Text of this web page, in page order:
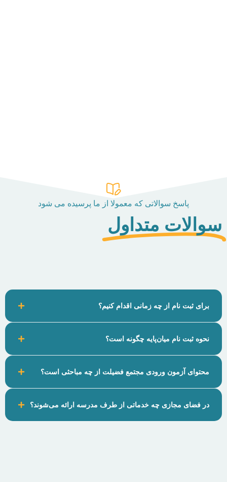
پاسخ سوالاتی که معمولا از ما پرسیده می شود
سوالات متداول
برای ثبت نام از چه زمانی اقدام کنیم؟
نحوه ثبت نام میان‌پایه چگونه است؟
محتوای آزمون ورودی مجتمع فضیلت از چه مباحثی است؟
در فضای مجازی چه خدماتی از طرف مدرسه ارائه می‌شوند؟